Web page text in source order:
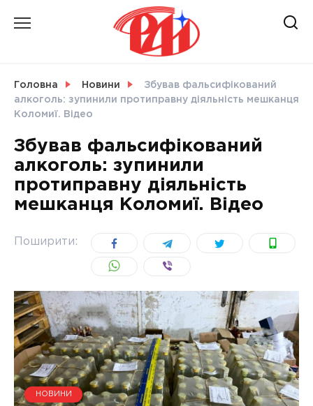
СВІТ
УКРАЇНА
Головна Новини
Збував фальсифікований
алкоголь: зупинили протиправну діяльність мешканця
Коломиї. Відео
Збував фальсифікований
алкоголь: зупинили
протиправну діяльність
мешканця Коломиї. Відео
Поширити:
НОВИНИ